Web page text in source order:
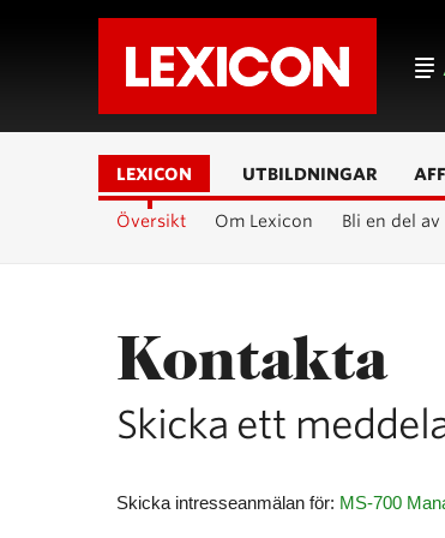
LEXICON
Översikt Om Lexicon Bli en del av
UTBILDNINGAR
Kontakta
Skicka ett
Skicka intresseanmälan för: MS-700